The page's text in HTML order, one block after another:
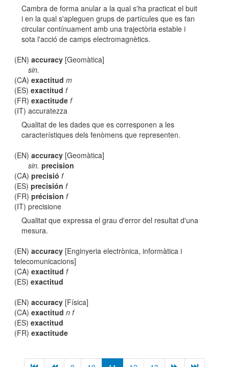
Cambra de forma anular a la qual s'ha practicat el buit
i en la qual s'apleguen grups de partícules que es fan
circular contínuament amb una trajectòria estable i
sota l'acció de camps electromagnètics.
(EN)accuracy [Geomàtica]
sin.
(CA)exactitud m
(ES)exactitud f
(FR)exactitude f
(IT) accuratezza
Qualitat de les dades que es corresponen a les
característiques dels fenòmens que representen.
(EN)accuracy [Geomàtica]
sin. precision
(CA)precisió f
(ES)precisión f
(FR)précision f
(IT) precisione
Qualitat que expressa el grau d'error del resultat d'una
mesura.
(EN)accuracy [Enginyeria electrònica, informàtica i
telecomunicacions]
(CA)exactitud f
(ES)exactitud
(EN)accuracy [Física]
(CA)exactitud n f
(ES)exactitud
(FR)exactitude